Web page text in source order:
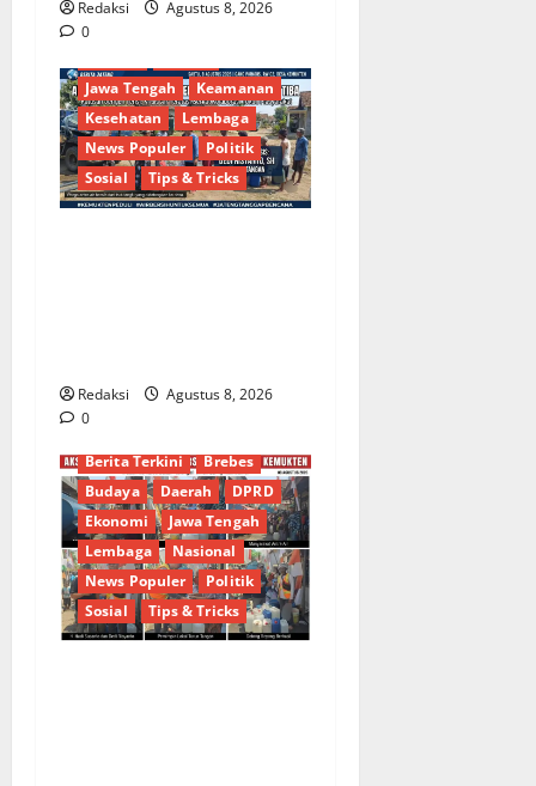
Redaksi
Agustus 8, 2026
0Berita Terkini
Jawa Tengah
Keamanan
Kesehatan
Lembaga
News Populer
Politik
Sosial
Tips & Tricks
Redaksi
Agustus 8, 2026
0
Berita Terkini
Brebes
Budaya
Daerah
DPRD
Ekonomi
Jawa Tengah
Lembaga
Nasional
News Populer
Politik
Sosial
Tips & Tricks